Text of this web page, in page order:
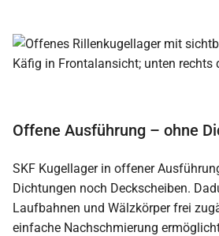
Offene Ausführung – ohne
SKF Kugellager in offener
Dichtungen noch Deckscheiben.
Laufbahnen und Wälzkörper frei
einfache Nachschmierung